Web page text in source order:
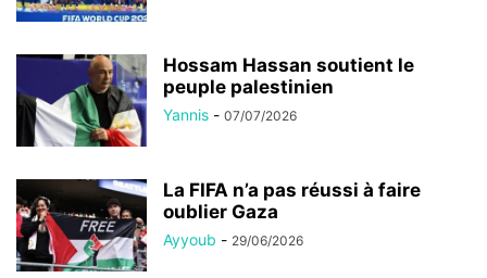
Hossam Hassan soutient le
peuple palestinien
Yannis - 07/07/2026
La FIFA n’a pas réussi à faire
oublier Gaza
Ayyoub - 29/06/2026